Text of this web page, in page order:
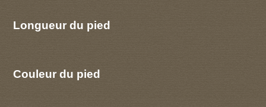
Longueur du pied
Couleur du pied